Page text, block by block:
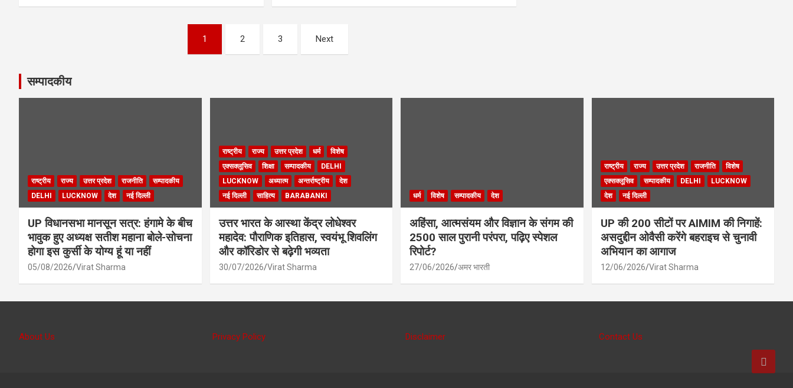
1 2 3 Next
सम्पादकीय
राष्ट्रीय राज्य उत्तर प्रदेश राजनीति
सम्पादकीय
DELHI
LUCKNOW देश नई दिल्ली
UP विधानसभा मानसून सत्र: हंगामे के बीच
भावुक हुए अध्यक्ष सतीश महाना बोले-सोचना
होगा इस कुर्सी के योग्य हूं या नहीं
05/08/2026 Virat Sharma
राष्ट्रीय राज्य उत्तर प्रदेश धर्म
विशेष
एक्सक्लूसिव
शिक्षा सम्पादकीय
DELHI
LUCKNOW
अध्यात्म अन्तर्राष्ट्रीय
देश
नई दिल्ली
साहित्य BARABANKI
उत्तर भारत के आस्था केंद्र लोधेश्वर
महादेव: पौराणिक इतिहास, स्वयंभू शिवलिंग
और कॉरिडोर से बढ़ेगी भव्यता
30/07/2026 Virat Sharma
धर्म विशेष सम्पादकीय देश
अहिंसा, आत्मसंयम और विज्ञान के संगम की
2500 साल पुरानी परंपरा, पढ़िए स्पेशल
रिपोर्ट?
27/06/2026 अमर भारती
राष्ट्रीय राज्य उत्तर प्रदेश राजनीति
विशेष
एक्सक्लूसिव
सम्पादकीय DELHI
LUCKNOW
देश
नई दिल्ली
UP की 200 सीटों पर AIMIM की निगाहें:
असदुद्दीन ओवैसी करेंगे बहराइच से चुनावी
अभियान का आगाज
12/06/2026 Virat Sharma
About Us Privacy Policy Disclaimer Contact Us